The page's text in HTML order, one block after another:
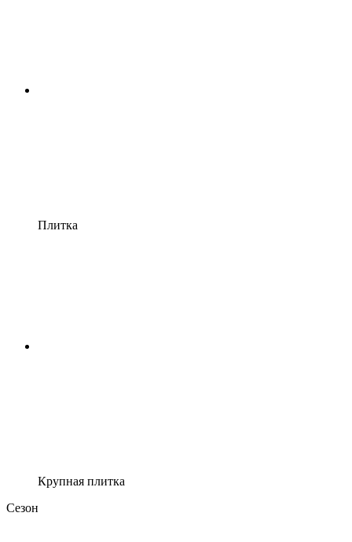
Плитка
Крупная плитка
Сезон